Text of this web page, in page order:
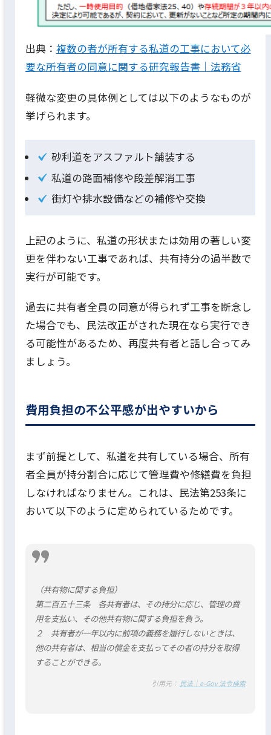
出典： 複数の者が所有する私道の工事において必
要な所有者の同意に関する研究報告書｜法務省
軽微な変更の具体例としては以下のようなものが
挙げられます。
砂利道をアスファルト舗装する
私道の路面補修や段差解消工事
街灯や排水設備などの補修や交換
上記のように、私道の形状または効用の著しい変
更を伴わない工事であれば、共有持分の過半数で
実行が可能です。
過去に共有者全員の同意が得られず工事を断念し
た場合でも、民法改正がされた現在なら実行でき
る可能性があるため、再度共有者と話し合ってみ
ましょう。
費用負担の不公平感が出やすいから
まず前提として、私道を共有している場合、所有
者全員が持分割合に応じて管理費や修繕費を負担
しなければなりません。これは、民法第253条に
おいて以下のように定められているためです。
（共有物に関する負担）
第二百五十三条 各共有者は、その持分に応じ、管理の費
用を支払い、その他共有物に関する負担を負う。
２ 共有者が一年以内に前項の義務を履行しないときは、
他の共有者は、相当の償金を支払ってその者の持分を取得
することができる。
引用元： 民法｜e-Gov 法令検索